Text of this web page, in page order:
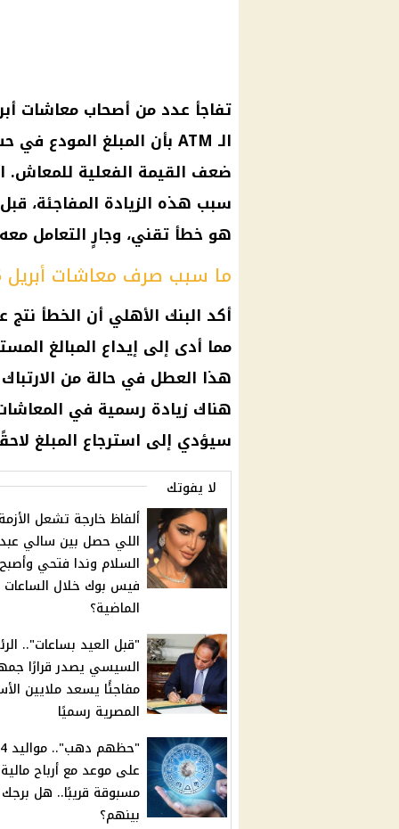
تفاجأ عدد من أصحاب معاشات
الـ ATM
بأن المبلغ المودع
ضعف القيمة الفعلية للمعاش.
سبب هذه الزيادة المفاجئة،
هو خطأ تقني، وجارٍ التعامل
ما سبب صرف معاشات أبريل 2025 مضاعفة؟
أكد البنك الأهلي أن الخطأ
مما أدى إلى إيداع المبالغ
هذا العطل في حالة من
هناك زيادة رسمية في
سيؤدي إلى استرجاع المبلغ
لا يفوتك
ألفاظ خارجة تشعل
اللي حصل بين سالي عبد
السلام وندا فتحي
فيس بوك خلال الساعات
الماضية؟
"قبل العيد بساعات"..
السيسي يصدر قرارًا
مفاجئًا يسعد ملايين
المصرية رسميًا
على موعد مع أرباح
مسبوقة قريبًا.. هل برجك
بينهم؟